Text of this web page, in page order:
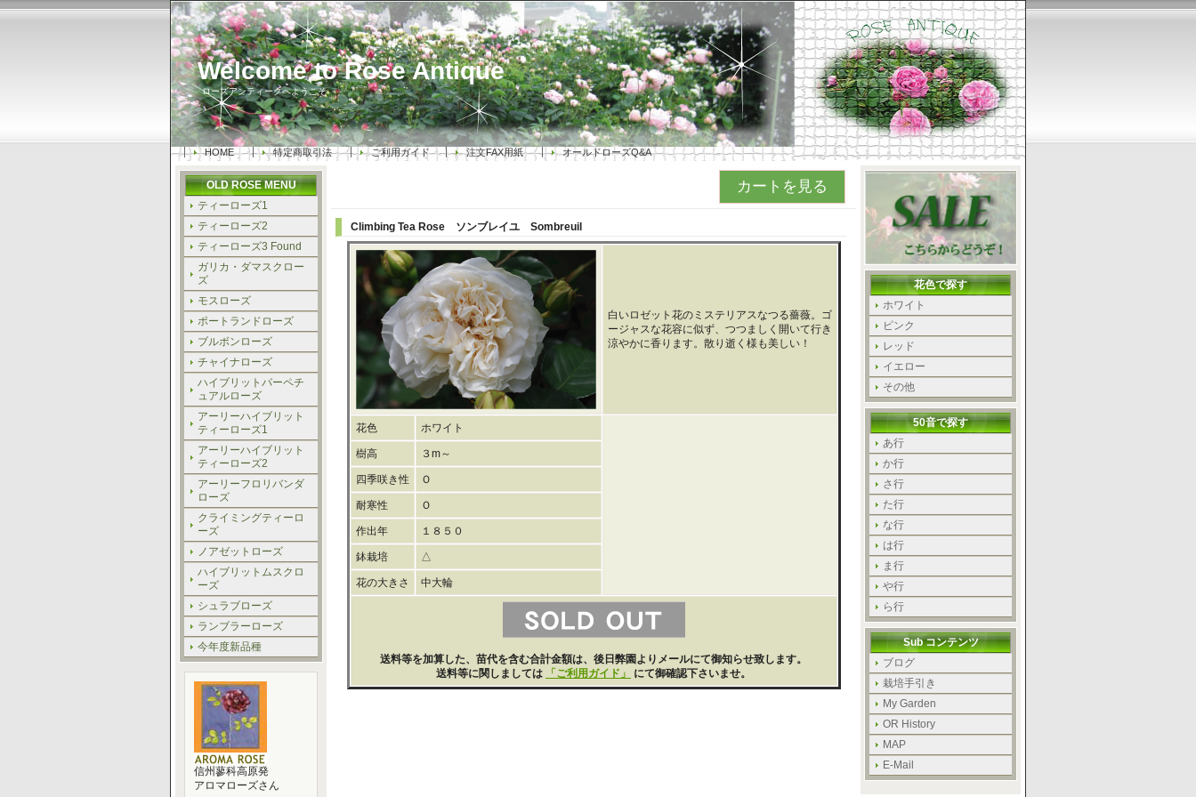
Welcome to Rose Antique
ローズアンティークへようこそ
HOME 特定商取引法 ご利用ガイド 注文FAX用紙 オールドローズQ&A
カートを見る
Climbing Tea Rose ソンブレイユ Sombreuil
白いロゼット花のミステリアスなつる薔薇。ゴ
ージャスな花容に似ず、つつましく開いて行き
涼やかに香ります。散り逝く様も美しい！
花色 ホワイト
樹高 ３m～
四季咲き性 Ｏ
耐寒性 Ｏ
作出年 １８５０
鉢栽培 △
花の大きさ 中大輪
送料等を加算した、苗代を含む合計金額は、後日弊園よりメールにて御知らせ致します。
送料等に関しましては
「ご利用ガイド」 にて御確認下さいませ。
OLD ROSE MENU
ティーローズ1
ティーローズ2
ティーローズ3 Found
ガリカ・ダマスクロー
ズ
モスローズ
ポートランドローズ
ブルボンローズ
チャイナローズ
ハイブリットパーペチ
ュアルローズ
アーリーハイブリット
ティーローズ1
アーリーハイブリット
ティーローズ2
アーリーフロリバンダ
ローズ
クライミングティーロ
ーズ
ノアゼットローズ
ハイブリットムスクロ
ーズ
シュラブローズ
ランブラーローズ
今年度新品種
信州蓼科高原発
アロマローズさん
花色で探す
ホワイト
ピンク
レッド
イエロー
その他
50音で探す
あ行
か行
さ行
た行
な行
は行
ま行
や行
ら行
Sub コンテンツ
ブログ
栽培手引き
My Garden
OR History
MAP
E-Mail